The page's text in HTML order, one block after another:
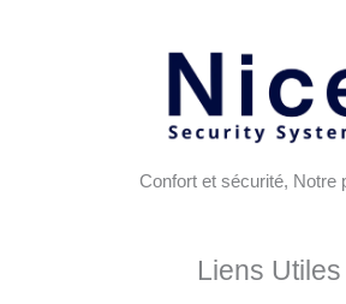
Confort et sécurité, Notre
Liens Utiles